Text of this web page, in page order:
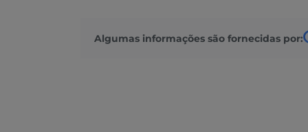
Algumas informações são fornecidas por: